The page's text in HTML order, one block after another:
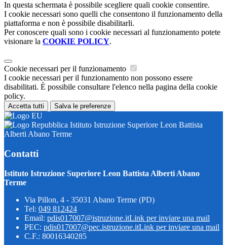
In questa schermata è possibile scegliere quali cookie consentire.
I cookie necessari sono quelli che consentono il funzionamento della
piattaforma e non è possibile disabilitarli.
Per conoscere quali sono i cookie necessari al funzionamento potete
visionare la COOKIE POLICY.
Cookie necessari per il funzionamento
I cookie necessari per il funzionamento non possono essere
disabilitati. È possibile consultare l'elenco nella pagina della cookie
policy.
Accetta tutti Salva le preferenze
Istituto Istruzione Superiore Leon Battista
Alberti Abano Terme
Contatti
Istituto Istruzione Superiore Leon Battista Alberti Abano
Terme
Via Pillon, 4 - 35031 Abano Terme (PD)
Tel: 049 812424
Email: pdis017007@istruzione.itLink per inviare una mail
PEC: pdis017007@pec.istruzione.itLink per inviare una mail
C.F.: 80016340285